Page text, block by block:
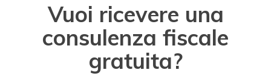
Vuoi ricevere una
consulenza fiscale
gratuita?